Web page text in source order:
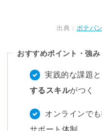
出典： ポテパ
おすすめポイント・強み
実践的な課題
するスキルがつく
オンラインでも
サポート体制